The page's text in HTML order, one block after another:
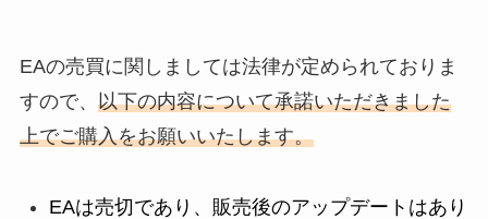
EAの売買に関しましては法律が定められておりま
すので、 以下の内容について承諾いただきました
上でご購入をお願いいたします。
EAは売切であり、販売後のアップデートはあり